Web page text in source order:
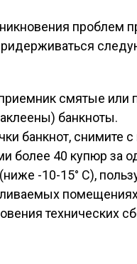
проблем
смятые
банкноты.
банкнот, снимите
более 40 купюр за
-10-15° C),
технических